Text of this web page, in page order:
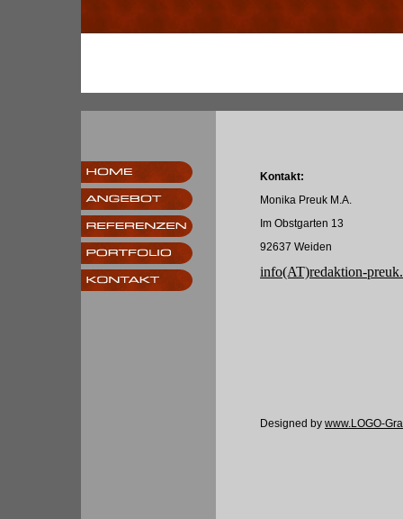
Kontakt:
Monika Preuk M.A.
Im Obstgarten 13
92637 Weiden
info(AT)redaktion-
Designed by www.LOGO-